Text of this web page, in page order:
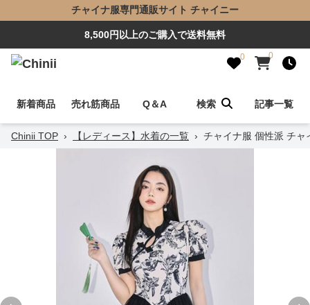
チャイナ服専門通販サイト チャイニー
8,500円以上のご購入で送料無料
0 0
新着商品 売れ筋商品 Q＆A 検索 記事一覧
Chinii TOP › 【レディース】水着の一覧 › チャイナ服 個性派 チャ